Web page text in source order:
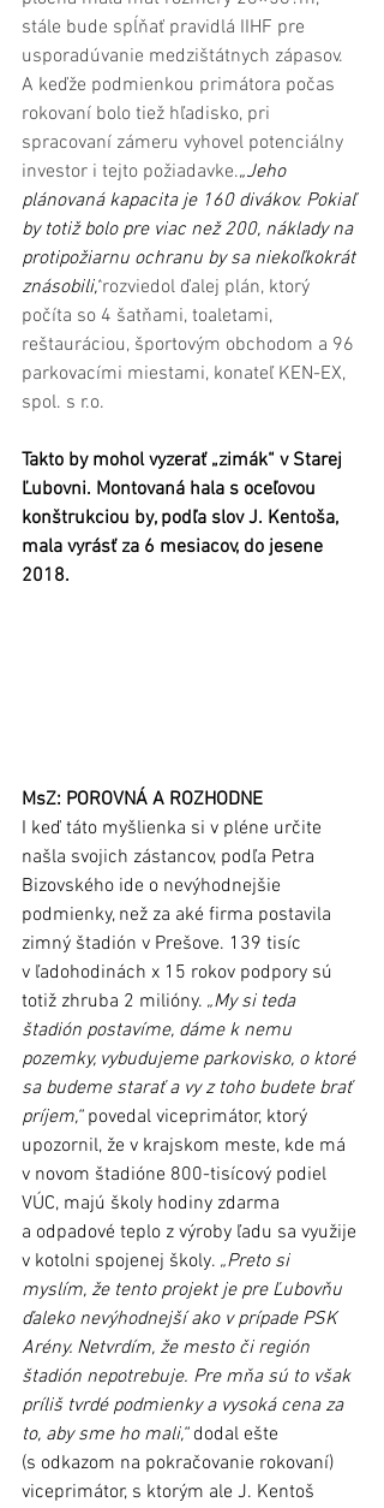
stále bude spĺňať pravidlá IIHF pre
usporadúvanie medzištátnych zápasov.
A keďže podmienkou primátora počas
rokovaní bolo tiež hľadisko, pri
spracovaní zámeru vyhovel potenciálny
investor i tejto požiadavke.„Jeho
plánovaná kapacita je 160 divákov. Pokiaľ
by totiž bolo pre viac než 200, náklady na
protipožiarnu ochranu by sa niekoľkokrát
znásobili,“rozviedol ďalej plán, ktorý
počíta so 4 šatňami, toaletami,
reštauráciou, športovým obchodom a 96
parkovacími miestami, konateľ KEN-EX,
spol. s r.o.
Takto by mohol vyzerať „zimák“ v Starej
Ľubovni. Montovaná hala s oceľovou
konštrukciou by, podľa slov J. Kentoša,
mala vyrásť za 6 mesiacov, do jesene
2018.
MsZ: POROVNÁ A ROZHODNE
I keď táto myšlienka si v pléne určite
našla svojich zástancov, podľa Petra
Bizovského ide o nevýhodnejšie
podmienky, než za aké firma postavila
zimný štadión v Prešove. 139 tisíc
v ľadohodinách x 15 rokov podpory sú
totiž zhruba 2 milióny. „My si teda
štadión postavíme, dáme k nemu
pozemky, vybudujeme parkovisko, o ktoré
sa budeme starať a vy z toho budete brať
príjem,“ povedal viceprimátor, ktorý
upozornil, že v krajskom meste, kde má
v novom štadióne 800-tisícový podiel
VÚC, majú školy hodiny zdarma
a odpadové teplo z výroby ľadu sa využije
v kotolni spojenej školy. „Preto si
myslím, že tento projekt je pre Ľubovňu
ďaleko nevýhodnejší ako v prípade PSK
Arény. Netvrdím, že mesto či región
štadión nepotrebuje. Pre mňa sú to však
príliš tvrdé podmienky a vysoká cena za
to, aby sme ho mali,“ dodal ešte
(s odkazom na pokračovanie rokovaní)
viceprimátor, s ktorým ale J. Kentoš